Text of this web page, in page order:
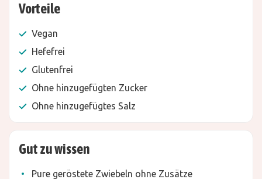
Vorteile
Vegan
Hefefrei
Glutenfrei
Ohne hinzugefügten Zucker
Ohne hinzugefügtes Salz
Gut zu wissen
Pure geröstete Zwiebeln ohne Zusätze